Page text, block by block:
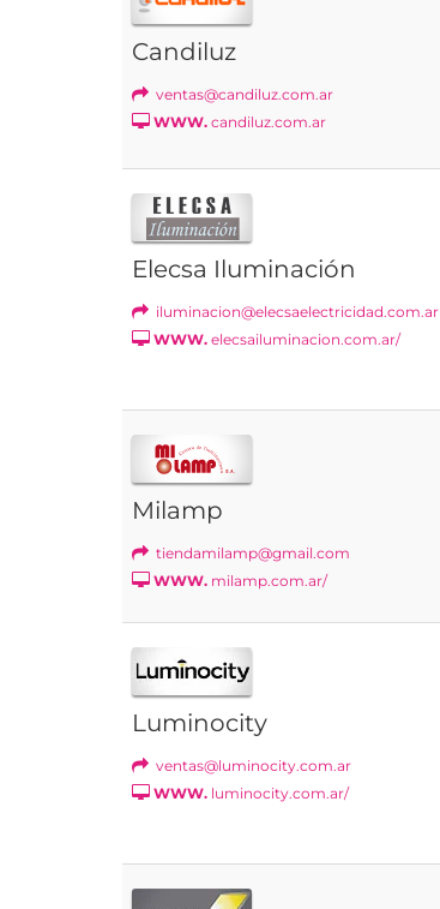
Candiluz
ventas@candiluz.com.ar
WWW. candiluz.com.ar
Elecsa Iluminación
iluminacion@elecsaelectricidad.com.ar
WWW. elecsailuminacion.com.ar/
Milamp
tiendamilamp@gmail.com
WWW. milamp.com.ar/
Luminocity
ventas@luminocity.com.ar
WWW. luminocity.com.ar/